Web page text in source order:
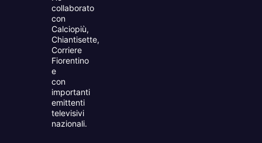
collaborato
con
Calciopiù,
Chiantisette,
Corriere
Fiorentino
e
con
importanti
emittenti
televisivi
nazionali.